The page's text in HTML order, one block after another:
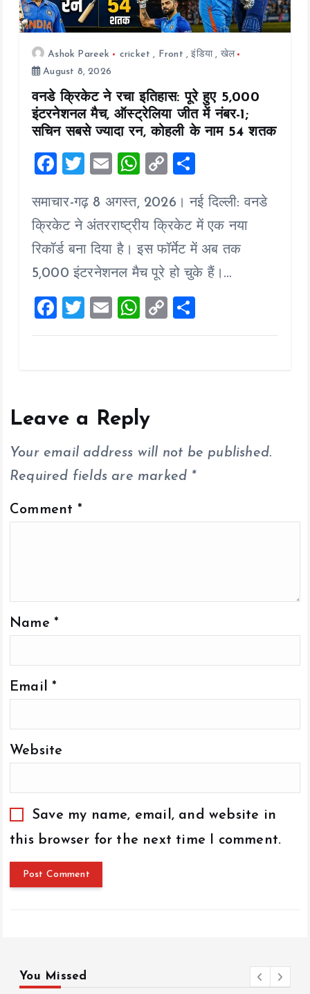
Ashok Pareek cricket , Front ,इंडिया, खेल
August 8, 2026
वनडे क्रिकेट ने रचा इतिहास: पूरे हुए 5,000
इंटरनेशनल मैच, ऑस्ट्रेलिया जीत में नंबर-1;
सचिन सबसे ज्यादा रन, कोहली के नाम 54 शतक
F
ce
b
o
o
k
T
tt
er
E
ai
l
W
at
s
A
p
p
C
p
y
Li
n
k
a
re
समाचार-गढ़ 8 अगस्त, 2026। नई दिल्ली: वनडे
क्रिकेट ने अंतरराष्ट्रीय क्रिकेट में एक नया
रिकॉर्ड बना दिया है। इस फॉर्मेट में अब तक
5,000 इंटरनेशनल मैच पूरे हो चुके हैं।…
F
a
o
T
wi
E
m
W
h
p
p
C
o
h
Leave a Reply
Your email address will not be published.
Required fields are marked *
Comment *
Name *
Email *
Website
Save my name, email, and website in
this browser for the next time I comment.
You Missed